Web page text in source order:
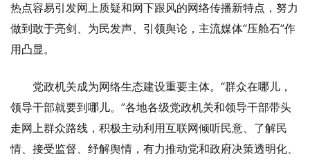
热点容易引发网上质疑和网下跟风的网络传播新特点，努力
做到敢于亮剑、为民发声、引领舆论，主流媒体“压舱石”作
用凸显。
党政机关成为网络生态建设重要主体。“群众在哪儿，
领导干部就要到哪儿。”各地各级党政机关和领导干部带头
走网上群众路线，积极主动利用互联网倾听民意、了解民
情、接受监督、纾解舆情，有力推动党和政府决策透明化、